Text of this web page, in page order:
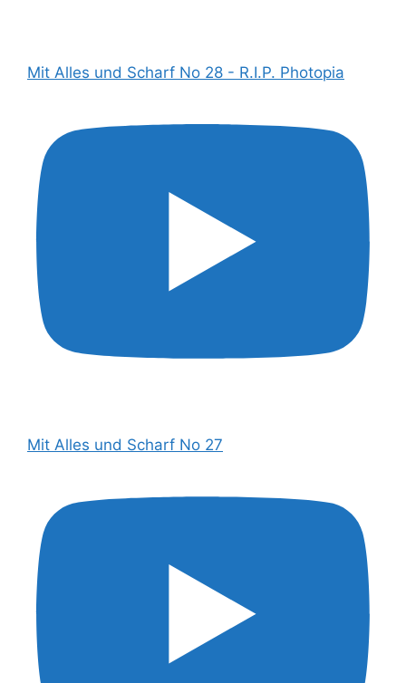
Mit Alles und Scharf No 28 - R.I.P. Photopia
Mit Alles und Scharf No 27